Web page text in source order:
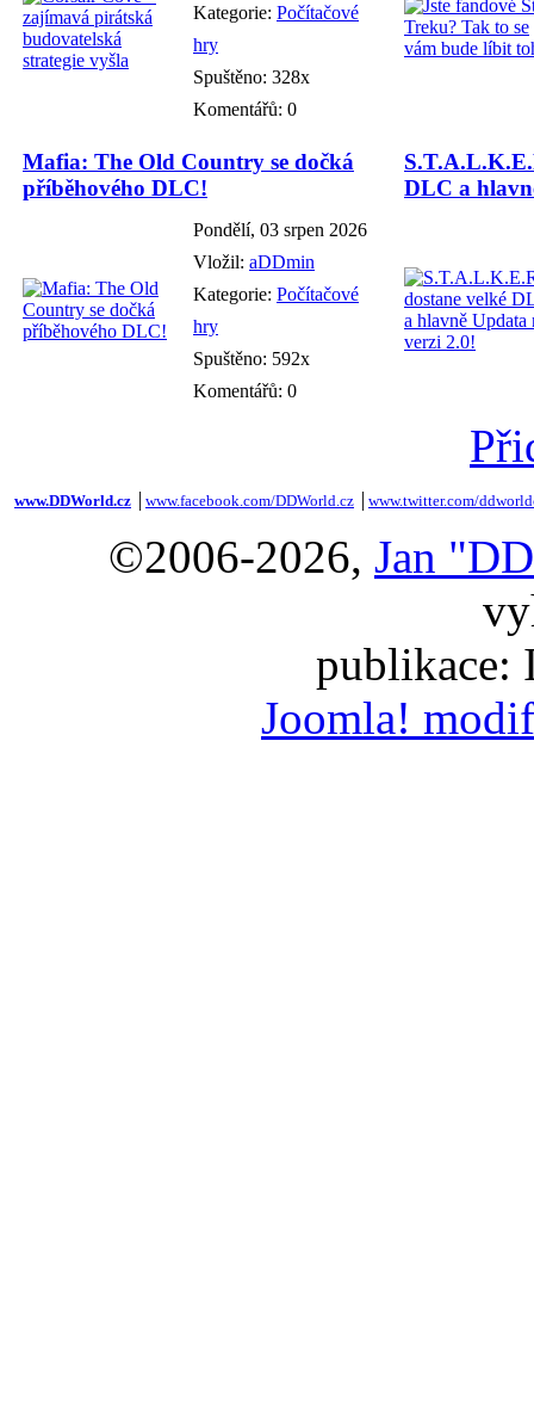
Kategorie: Počítačové
hry
Spuštěno: 328x
Komentářů: 0
Mafia: The Old Country se dočká
příběhového DLC!
Pondělí, 03 srpen 2026
Vložil: aDDmin
Kategorie: Počítačové
hry
Spuštěno: 592x
Komentářů: 0
DLC a
www.DDWorld.cz www.facebook.com/DDWorld.cz www.twitter.com/
©2006-2026, Jan
publikace:
Joomla!